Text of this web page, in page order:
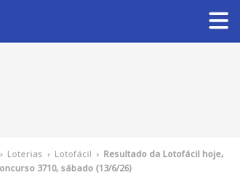
› Loterias › Lotofácil › Resultado da Lotofácil hoje,
3710, sábado (13/6/26)